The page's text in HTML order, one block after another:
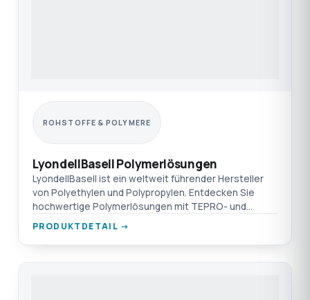
ROHSTOFFE & POLYMERE
LyondellBasell Polymerlösungen
LyondellBasell ist ein weltweit führender Hersteller
von Polyethylen und Polypropylen. Entdecken Sie
hochwertige Polymerlösungen mit TEPRO- und
Nexeo-Garantie.
PRODUKTDETAIL →